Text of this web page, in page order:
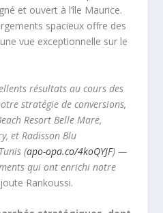
et ouvert à l’île Maurice.
spacieux offre des
vue exceptionnelle sur le
résultats au cours des
stratégie de conversions,
Resort Belle Mare,
et Radisson Blu
(apo-opa.co/4koQYJF) —
qui ont enrichi notre
Rankoussi.